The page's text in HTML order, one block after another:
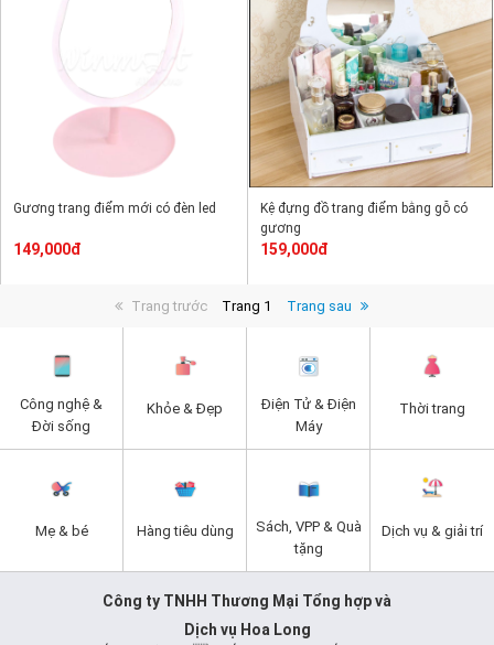
Gương trang điểm mới có đèn led
149,000đ
Kệ đựng đồ trang điểm bằng gỗ có
gương
159,000đ
Trang trước Trang 1 Trang sau
Công nghệ &
Đời sống
Khỏe & Đẹp
Điện Tử & Điện
Máy
Thời trang
Mẹ & bé Hàng tiêu dùng
Sách, VPP & Quà
tặng
Dịch vụ & giải trí
Công ty TNHH Thương Mại Tổng hợp và
Dịch vụ Hoa Long